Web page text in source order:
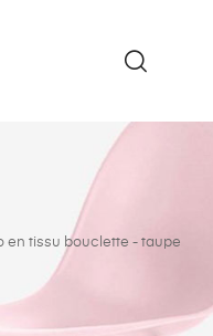
en tissu bouclette - taupe